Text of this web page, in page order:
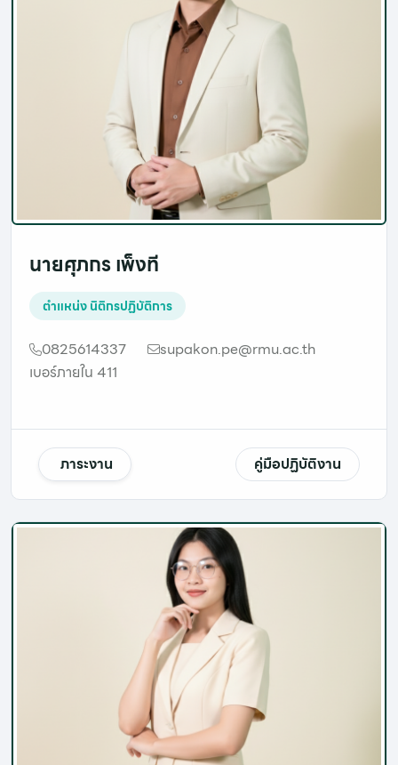
นายศุภกร เพ็งที
ตำแหน่งนิติกรปฏิบัติการ
0825614337
supakon.pe@rmu.ac.th
เบอร์ภายใน 411
ภาระงาน คู่มือปฏิบัติงาน